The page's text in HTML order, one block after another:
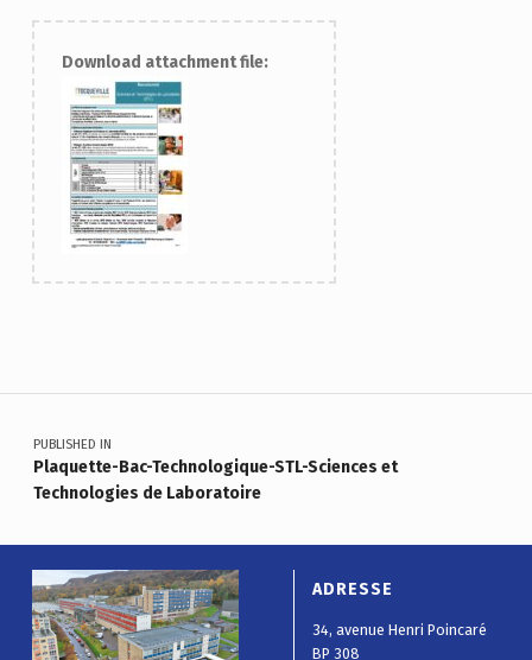
Download attachment file:
Navigation de l’article
PUBLISHED IN
Plaquette-Bac-Technologique-STL-Sciences et
Technologies de Laboratoire
ADRESSE
34, avenue Henri Poincaré
BP 308